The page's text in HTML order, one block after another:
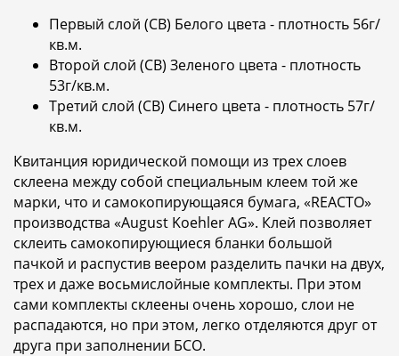
Первый слой (СВ) Белого цвета - плотность 56г/
кв.м.
Второй слой (СВ) Зеленого цвета - плотность
53г/кв.м.
Третий слой (СВ) Синего цвета - плотность 57г/
кв.м.
Квитанция юридической помощи из трех слоев
склеена между собой специальным клеем той же
марки, что и самокопирующаяся бумага, «REACTO»
производства «August Koehler AG». Клей позволяет
склеить самокопирующиеся бланки большой
пачкой и распустив веером разделить пачки на двух,
трех и даже восьмислойные комплекты. При этом
сами комплекты склеены очень хорошо, слои не
распадаются, но при этом, легко отделяются друг от
друга при заполнении БСО.